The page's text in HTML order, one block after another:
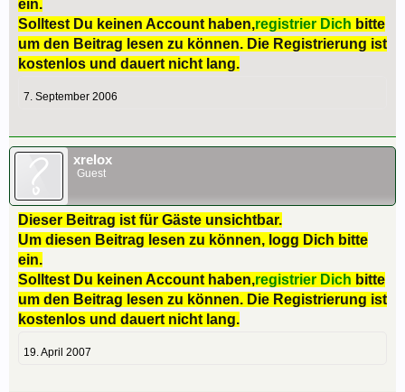
ein.
Solltest Du keinen Account haben,registrier Dich bitte
um den Beitrag lesen zu können. Die Registrierung ist
kostenlos und dauert nicht lang.
7. September 2006
xrelox
Guest
Dieser Beitrag ist für Gäste unsichtbar.
Um diesen Beitrag lesen zu können, logg Dich bitte
ein.
Solltest Du keinen Account haben,registrier Dich bitte
um den Beitrag lesen zu können. Die Registrierung ist
kostenlos und dauert nicht lang.
19. April 2007